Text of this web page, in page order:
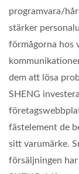
programvara/
stärker
förmågorna hos
dem att lösa
SHENG
fästelement de
sitt varumärke.
försäljningen